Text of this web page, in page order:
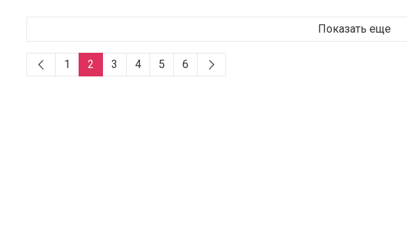
Показать еще
1 2 3 4 5 6